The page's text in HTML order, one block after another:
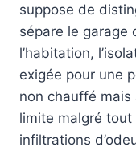
suppose de
sépare le garage
l’habitation,
exigée pour une
non chauffé
limite malgré
infiltrations